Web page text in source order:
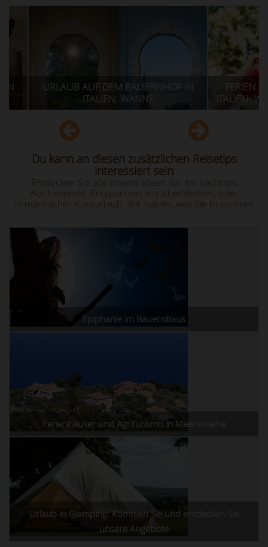
IN
FERIEN AUF DEM BAUERNHOF IN
ITALIEN: WIE MAN SICH FORTBEWEGT
Du kann an diesen zusätzlichen Reisetips
interessiert sein
Entdecken Sie alle unsere Ideen für Ihr nächstes
Wochenende: Entspannen, mit abendessen, oder
romantischer Kurzurlaub: Wir haben, was Sie brauchen!
Epiphanie im Bauernhaus
Ferienhäuser und Agriturismo in Meeresnähe
Urlaub in Glamping: Kommen Sie und entdecken Sie
unsere Angebote